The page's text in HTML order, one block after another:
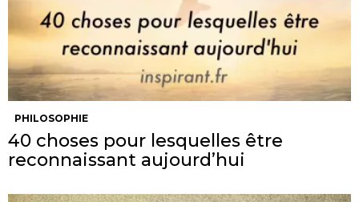
PHILOSOPHIE
40 choses pour lesquelles être
reconnaissant aujourd’hui